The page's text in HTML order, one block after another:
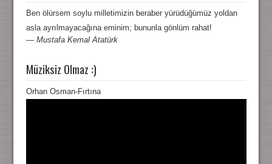
Ben ölürsem soylu milletimizin beraber yürüdüğümüz yoldan
asla ayrılmayacağına eminim; bununla gönlüm rahat!
— Mustafa Kemal Atatürk
Müziksiz Olmaz :)
Orhan Osman-Fırtına